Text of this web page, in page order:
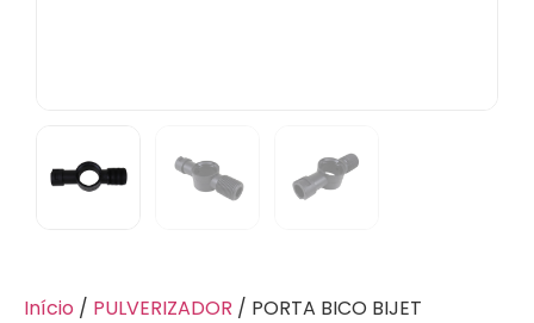
Início / PULVERIZADOR / PORTA BICO BIJET